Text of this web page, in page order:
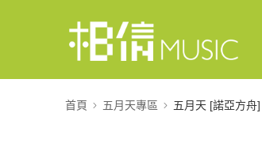
首頁 五月天專區 五月天 [諾亞方舟]